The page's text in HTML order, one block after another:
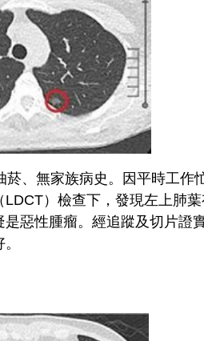
菸、無家族病史。因平時工作
LDCT）檢查下，發現左上肺
惡性腫瘤。經追蹤及切片證